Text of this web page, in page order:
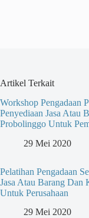
Artikel Terkait
Workshop Pengadaan
Penyediaan Jasa Atau
Probolinggo Untuk
29 Mei 2020
Pelatihan Pengadaan
Jasa Atau Barang
Untuk Perusahaan
29 Mei 2020